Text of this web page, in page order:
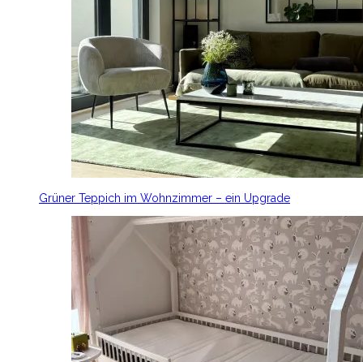
Grüner Teppich im Wohnzimmer – ein Upgrade